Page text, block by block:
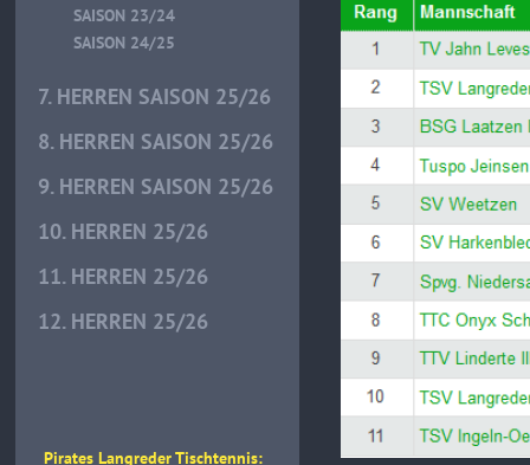
SAISON 23/24
SAISON 24/25
7. HERREN SAISON 25/26
8. HERREN SAISON 25/26
9. HERREN SAISON 25/26
10. HERREN 25/26
11. HERREN 25/26
12. HERREN 25/26
Pirates Langreder Tischtennis: